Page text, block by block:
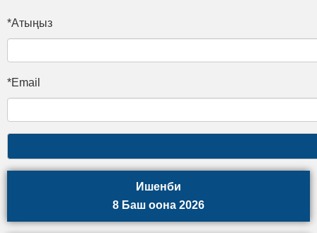
*Атыңыз
*Email
Ишенби
8 Баш оона 2026